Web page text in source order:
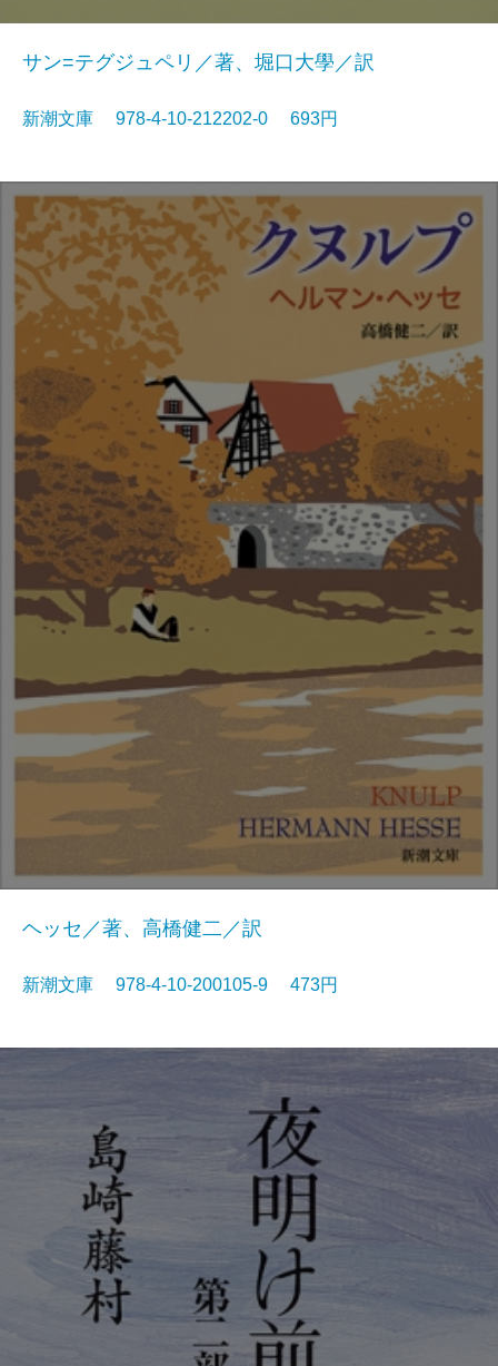
サン=テグジュペリ／著、堀口大學／訳
新潮文庫 978-4-10-212202-0 693円
ヘッセ／著、高橋健二／訳
新潮文庫 978-4-10-200105-9 473円